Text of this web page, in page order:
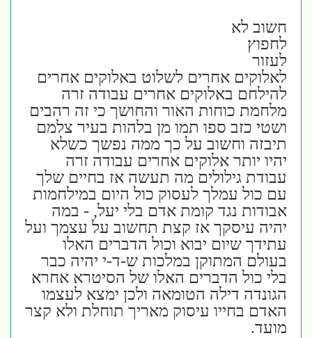
חשוב לא
לחפוץ
לעזור
לאלוקים אחרים לשלוט באלוקים אחרים
להילחם באלוקים אחרים עבודה זרה
מלחמת כוחות האור והחושך כי זה רהבים
ושטי כזב ספו תמו מן בלהות בעיר צלמם
תיבזה וחשוב על כך ממה נפשך כשלא
יהיו יותר אלוקים אחרים עבודה זרה
עבודת גילולים מה תעשה אז בחיים שלך
עם כול עמלך לעסוק כול היום במילחמות
אבודות נגד קומת אדם בלי יעל, - במה
יהיה עיסקך אז קצת תחשוב על עצמך ועל
עתידך שיום יבוא וכול הדברים האלו
בעולם המתוקן במלכות ש-ד-י יהיה כבר
בלי כול הדברים האלו של הסיטרא אחרא
הגונדה דילה הטומאה ולכן ימצא לעצמו
האדם בחייו עיסוק מאריך תוחלת ולא קצר
מועד.